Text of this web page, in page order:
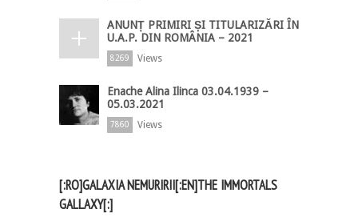
ANUNȚ PRIMIRI ȘI TITULARIZĂRI ÎN
U.A.P. DIN ROMÂNIA – 2021
8269 Views
Enache Alina Ilinca 03.04.1939 –
05.03.2021
7860 Views
[:RO]GALAXIA NEMURIRII[:EN]THE IMMORTALS
GALLAXY[:]